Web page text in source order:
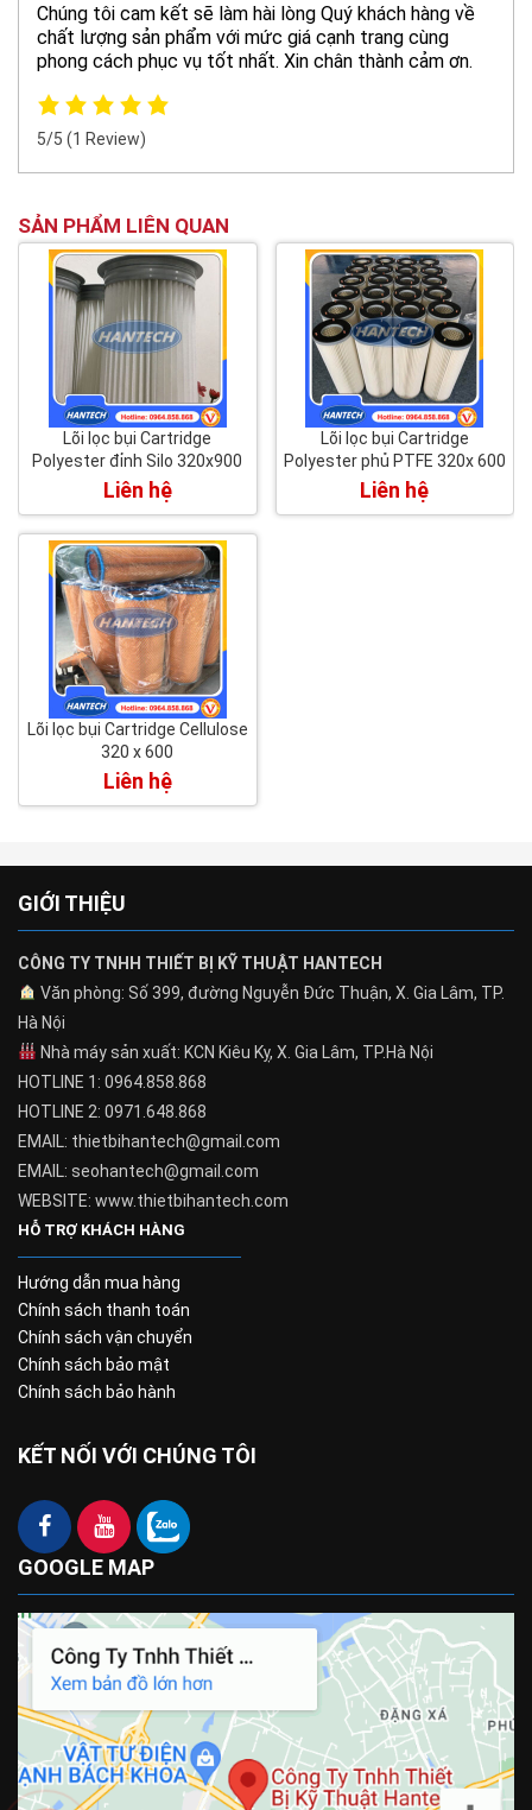
Chúng tôi cam kết sẽ làm hài lòng Quý khách hàng về
chất lượng sản phẩm với mức giá cạnh trang cùng
phong cách phục vụ tốt nhất. Xin chân thành cảm ơn.
5/5 (1 Review)
SẢN PHẨM LIÊN QUAN
Lõi lọc bụi Cartridge
Polyester đỉnh Silo 320x900
Liên hệ
Lõi lọc bụi Cartridge
Polyester phủ PTFE 320x 600
Liên hệ
Lõi lọc bụi Cartridge Cellulose
320 x 600
Liên hệ
GIỚI THIỆU
CÔNG TY TNHH THIẾT BỊ KỸ THUẬT HANTECH
Văn phòng: Số 399, đường Nguyễn Đức Thuận, X. Gia Lâm, TP.
Hà Nội
Nhà máy sản xuất: KCN Kiêu Kỵ, X. Gia Lâm, TP.Hà Nội
HOTLINE 1: 0964.858.868
HOTLINE 2: 0971.648.868
EMAIL: thietbihantech@gmail.com
EMAIL: seohantech@gmail.com
WEBSITE: www.thietbihantech.com
HỖ TRỢ KHÁCH HÀNG
Hướng dẫn mua hàng
Chính sách thanh toán
Chính sách vận chuyển
Chính sách bảo mật
Chính sách bảo hành
KẾT NỐI VỚI CHÚNG TÔI
GOOGLE MAP